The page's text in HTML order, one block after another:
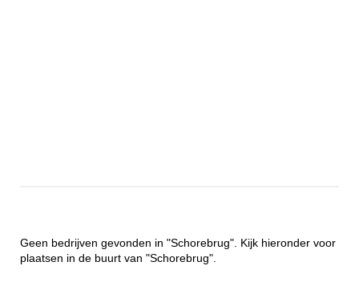
Geen bedrijven gevonden in "Schorebrug". Kijk hieronder voor
plaatsen in de buurt van "Schorebrug".